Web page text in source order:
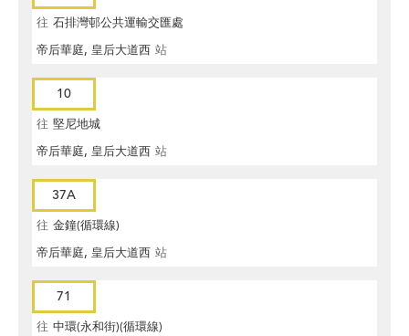
往 石排灣邨公共運輸交匯處
帝后華庭, 皇后大道西 站
10
往 堅尼地城
帝后華庭, 皇后大道西 站
37A
往 金鐘(循環線)
帝后華庭, 皇后大道西 站
71
往 中環(永和街)(循環線)